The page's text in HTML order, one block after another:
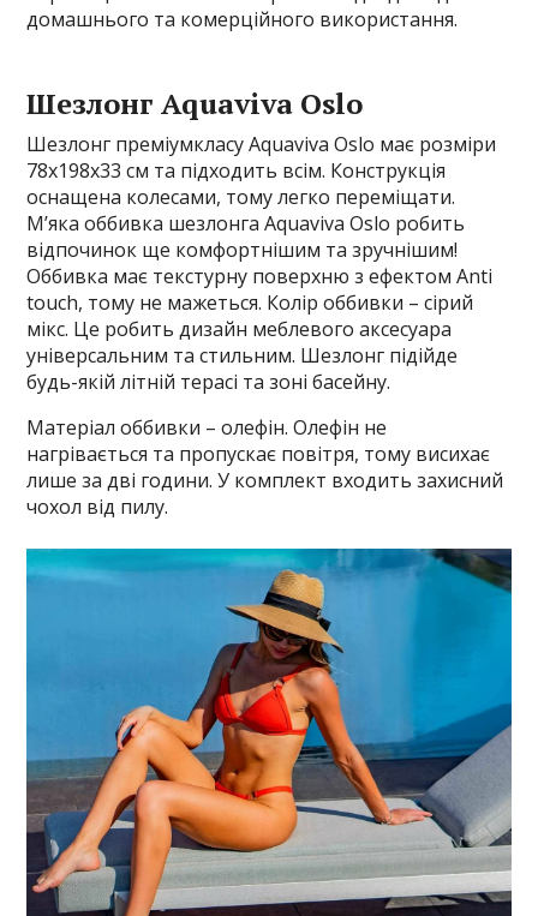
домашнього та комерційного використання.
Шезлонг Aquaviva Oslo
Шезлонг преміумкласу Aquaviva Oslo має розміри
78х198х33 см та підходить всім. Конструкція
оснащена колесами, тому легко переміщати.
М’яка оббивка шезлонга Aquaviva Oslo робить
відпочинок ще комфортнішим та зручнішим!
Оббивка має текстурну поверхню з ефектом Anti
touch, тому не мажеться. Колір оббивки – сірий
мікс. Це робить дизайн меблевого аксесуара
універсальним та стильним. Шезлонг підійде
будь-якій літній терасі та зоні басейну.
Матеріал оббивки – олефін. Олефін не
нагрівається та пропускає повітря, тому висихає
лише за дві години. У комплект входить захисний
чохол від пилу.